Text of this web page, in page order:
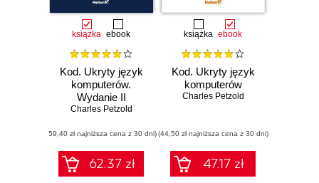
książka ebook
Kod. Ukryty język
komputerów.
Wydanie II
Charles Petzold
(59,40 zł najniższa cena z 30 dni)
62.37 zł
książka ebook
Kod. Ukryty język
komputerów
Charles Petzold
(44,50 zł najniższa cena z 30 dni)
47.17 zł